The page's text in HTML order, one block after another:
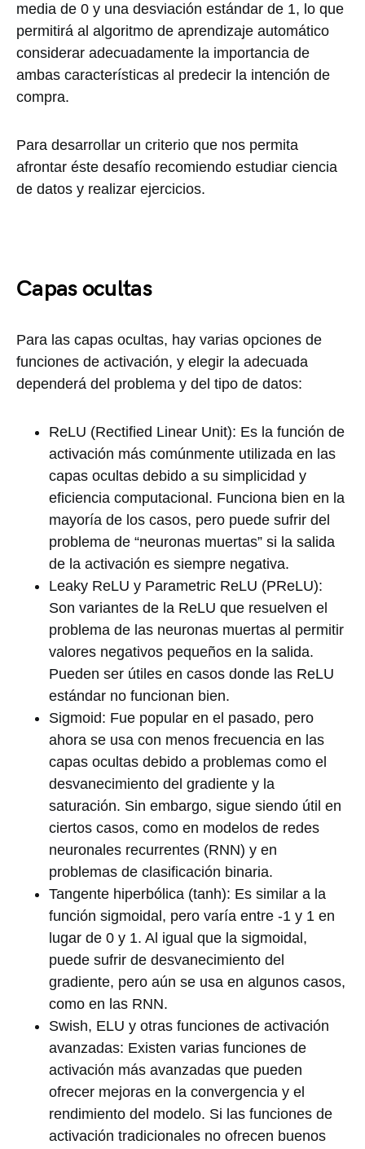
media de 0 y una desviación estándar de 1, lo que
permitirá al algoritmo de aprendizaje automático
considerar adecuadamente la importancia de
ambas características al predecir la intención de
compra.
Para desarrollar un criterio que nos permita
afrontar éste desafío recomiendo estudiar ciencia
de datos y realizar ejercicios.
Capas ocultas
Para las capas ocultas, hay varias opciones de
funciones de activación, y elegir la adecuada
dependerá del problema y del tipo de datos:
ReLU (Rectified Linear Unit): Es la función de
activación más comúnmente utilizada en las
capas ocultas debido a su simplicidad y
eficiencia computacional. Funciona bien en la
mayoría de los casos, pero puede sufrir del
problema de “neuronas muertas” si la salida
de la activación es siempre negativa.
Leaky ReLU y Parametric ReLU (PReLU):
Son variantes de la ReLU que resuelven el
problema de las neuronas muertas al permitir
valores negativos pequeños en la salida.
Pueden ser útiles en casos donde las ReLU
estándar no funcionan bien.
Sigmoid: Fue popular en el pasado, pero
ahora se usa con menos frecuencia en las
capas ocultas debido a problemas como el
desvanecimiento del gradiente y la
saturación. Sin embargo, sigue siendo útil en
ciertos casos, como en modelos de redes
neuronales recurrentes (RNN) y en
problemas de clasificación binaria.
Tangente hiperbólica (tanh): Es similar a la
función sigmoidal, pero varía entre -1 y 1 en
lugar de 0 y 1. Al igual que la sigmoidal,
puede sufrir de desvanecimiento del
gradiente, pero aún se usa en algunos casos,
como en las RNN.
Swish, ELU y otras funciones de activación
avanzadas: Existen varias funciones de
activación más avanzadas que pueden
ofrecer mejoras en la convergencia y el
rendimiento del modelo. Si las funciones de
activación tradicionales no ofrecen buenos